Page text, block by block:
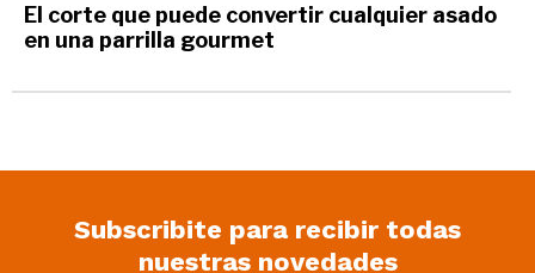
El corte que puede convertir cualquier asado
en una parrilla gourmet
Subscribite para recibir todas
nuestras novedades